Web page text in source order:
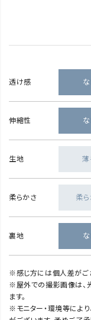
透け感
伸縮性
生地 薄
柔らかさ 柔
裏地
※感じ方には個人差がご
※屋外での撮影画像は、
ます。
※モニター・環境等によ